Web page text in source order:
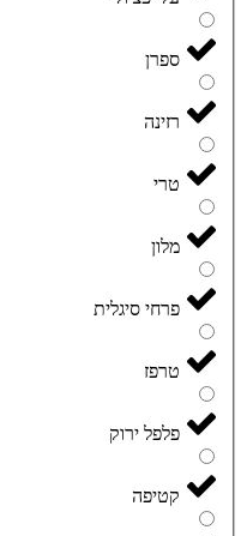
ספרן
רזינה
טרי
מלון
פרחי סיגלית
טרפז
פלפל ירוק
קטיפה